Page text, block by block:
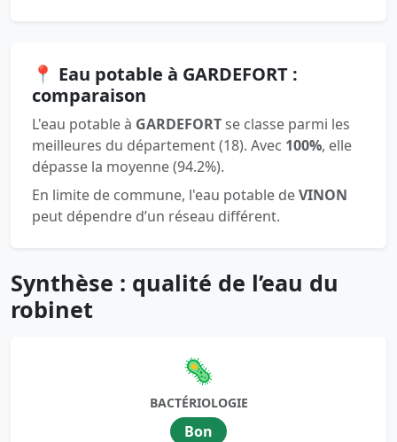
📍 Eau potable à GARDEFORT :
comparaison
L'eau potable à GARDEFORTse classe parmi les
meilleures du département (18). Avec 100%, elle
dépasse la moyenne (94.2%).
En limite de commune, l'eau potable deVINON
peut dépendre d’un réseau différent.
Synthèse : qualité de l’eau du
robinet
🦠
BACTÉRIOLOGIE
Bon